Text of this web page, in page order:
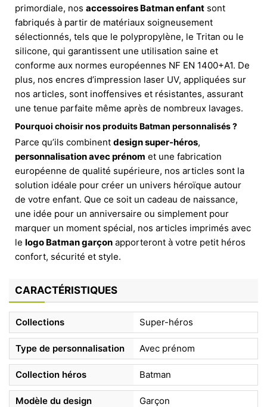
primordiale, nos accessoires Batman enfant sont
fabriqués à partir de matériaux soigneusement
sélectionnés, tels que le polypropylène, le Tritan ou le
silicone, qui garantissent une utilisation saine et
conforme aux normes européennes NF EN 1400+A1. De
plus, nos encres d’impression laser UV, appliquées sur
nos articles, sont inoffensives et résistantes, assurant
une tenue parfaite même après de nombreux lavages.
Pourquoi choisir nosproduits Batman personnalisés?
Parce qu’ils combinent design super-héros,
personnalisation avec prénom et une fabrication
européenne de qualité supérieure, nos articles sont la
solution idéale pour créer un univers héroïque autour
de votre enfant. Que ce soit un cadeau de naissance,
une idée pour un anniversaire ou simplement pour
marquer un moment spécial, nos articles imprimés avec
le logo Batman garçon apporteront à votre petit héros
confort, sécurité et style.
CARACTÉRISTIQUES
Collections Super-héros
Type de personnalisation Avec prénom
Collection héros Batman
Modèle du design Garçon